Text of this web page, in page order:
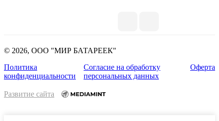
© 2026, ООО "МИР БАТАРЕЕК"
Политика
конфиденциальности
Согласие на обработку
персональных данных
Оферта
Развитие сайта